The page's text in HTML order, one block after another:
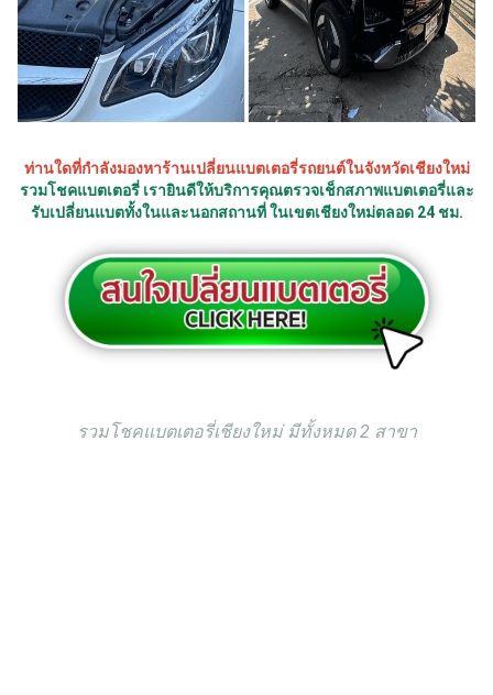
ท่านใดที่กำลังมองหาร้านเปลี่ยนแบตเตอรี่รถยนต์ในจังหวัดเชียงใหม่
รวมโชคแบตเตอรี่ เรายินดีให้บริการคุณตรวจเช็กสภาพแบตเตอรี่และ
รับเปลี่ยนแบตทั้งในและนอกสถานที่ ในเขตเชียงใหม่ตลอด 24 ชม.
รวมโชคแบตเตอรี่เชียงใหม่ มีทั้งหมด 2 สาขา